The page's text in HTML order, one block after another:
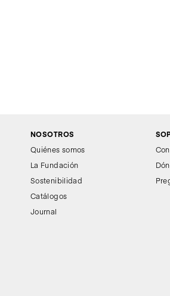
NOSOTROS
Quiénes somos
La Fundación
Sostenibilidad
Catálogos
Journal